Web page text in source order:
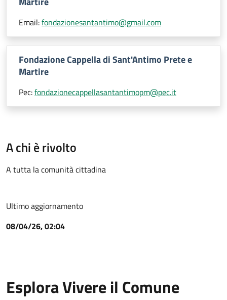
Email:fondazionesantantimo@gmail.com
Fondazione Cappella di Sant'Antimo Prete e
Martire
Pec:fondazionecappellasantantimopm@pec.it
A chi è rivolto
A tutta la comunità cittadina
Ultimo aggiornamento
08/04/26, 02:04
Esplora Vivere il Comune